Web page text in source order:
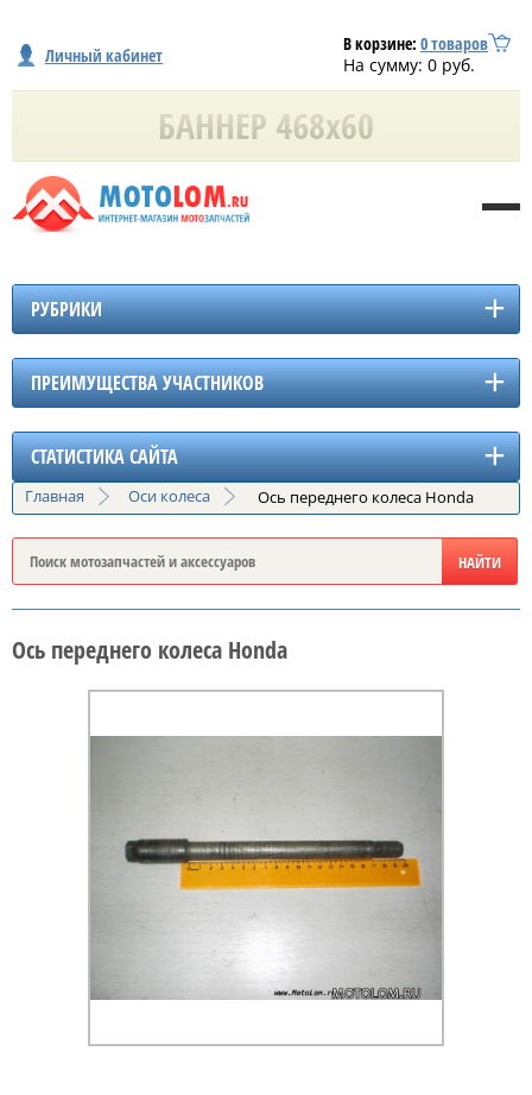
Личный кабинет В корзине: 0товаров
На сумму: 0 руб.
РУБРИКИ
ПРЕИМУЩЕСТВА УЧАСТНИКОВ
СТАТИСТИКА САЙТА
Главная Оси колеса Ось переднего колеса Honda
Ось переднего колеса Honda